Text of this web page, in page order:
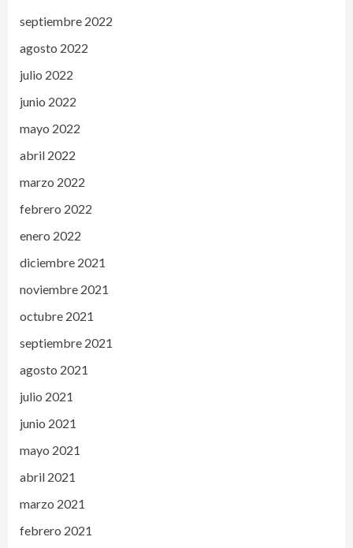
septiembre 2022
agosto 2022
julio 2022
junio 2022
mayo 2022
abril 2022
marzo 2022
febrero 2022
enero 2022
diciembre 2021
noviembre 2021
octubre 2021
septiembre 2021
agosto 2021
julio 2021
junio 2021
mayo 2021
abril 2021
marzo 2021
febrero 2021